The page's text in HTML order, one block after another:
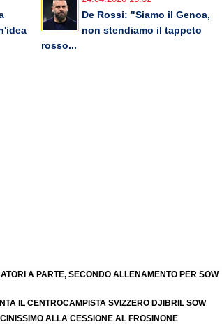
De Rossi: "Siamo il Genoa,
non stendiamo il tappeto
rosso...
A PARTE, SECONDO ALLENAMENTO PER SOW
IL CENTROCAMPISTA SVIZZERO DJIBRIL SOW
ALLA CESSIONE AL FROSINONE